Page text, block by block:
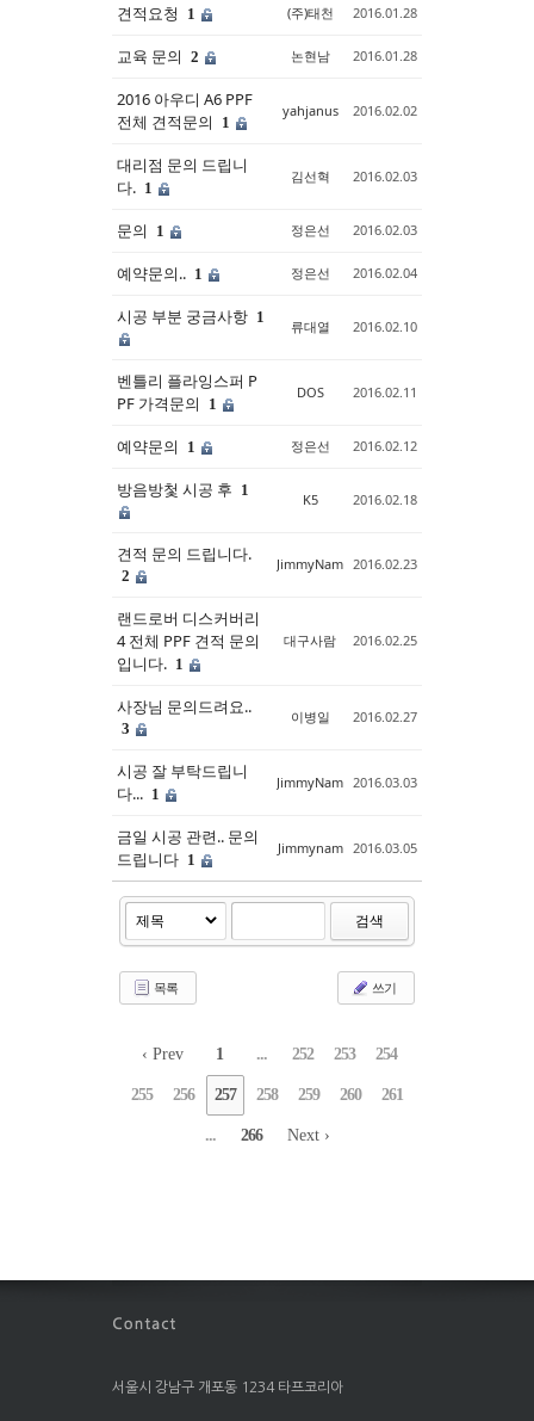
견적요청 1 (주)태천 2016.01.28
교육 문의 2 논현남 2016.01.28
2016 아우디 A6 PPF
전체 견적문의
1
yahjanus 2016.02.02
대리점 문의 드립니
다. 1
김선혁 2016.02.03
문의 1 정은선 2016.02.03
예약문의.. 1 정은선 2016.02.04
시공 부분 궁금사항 1
류대열 2016.02.10
벤틀리 플라잉스퍼 P
PF 가격문의
1
DOS 2016.02.11
예약문의 1 정은선 2016.02.12
방음방첯 시공 후 1
K5 2016.02.18
견적 문의 드립니다.
2
JimmyNam 2016.02.23
랜드로버 디스커버리
4 전체 PPF 견적 문의
입니다. 1
대구사람 2016.02.25
사장님 문의드려요..
3
이병일 2016.02.27
시공 잘 부탁드립니
다... 1
JimmyNam 2016.03.03
금일 시공 관련.. 문의
드립니다 1
Jimmynam 2016.03.05
검색
목록 쓰기
‹ Prev 1 ... 252 253 254
255 256 257 258 259 260 261
... 266 Next ›
서울시 강남구 개포동 1234 타프코리아